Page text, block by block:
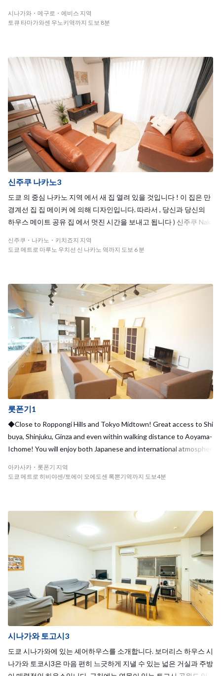
시나가와・메구로・에비스 지역
토큐 타마가와센 우노키역까지 도보 8분
신주쿠 나카노3
도쿄 의 중심 나카노 지역 에서 새 집 열려 있을 것입니다 ! 이 집은 만
경계선 집 집 메이커 에 의해 디자인입니다. 따라서 , 당신과 당신의
하우스 메이트 공유 집 에서 멋진 시간을 보내고 됩니다 ) 신주쿠 Nak
메트로 를 사용할 수있는 좋은 위치입니다. 그리고 물론, JR 나카노 역
보로 이동할 수있는 거리에 상점 들로 가득합니다 )
신주쿠・나카노・키치죠지 지역
도쿄 메트로 마루노 우치선 신 나카노 역까지 도보 6 분
롯폰기1
◆Close to Roppongi Hills and Tokyo Midtown! Great access to Shi
buya, Shinjuku, Ginza and even within walking distance to Aoyama-
Ichome! You will enjoy both Japanese and international atmospher
아카사카・롯폰기 지역
도쿄 메트로 히비야센/토에이 오에도센 록뽄기역까지 도보4분
시나가와 토고시3
도쿄 시나가와에 있는 셰어하우스를 소개합니다. 보더리스 하우스 시
나가와 토코시3은 마음 편히 느긋하게 지낼 수 있는 넓은 거실과 주방